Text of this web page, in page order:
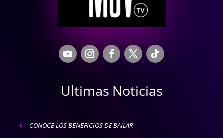
Ultimas Noticias
E CONOCE LOS BENEFICIOS DE BAILAR